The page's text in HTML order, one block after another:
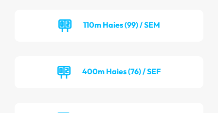
110m Haies (99) / SEM
400m Haies (76) / SEF